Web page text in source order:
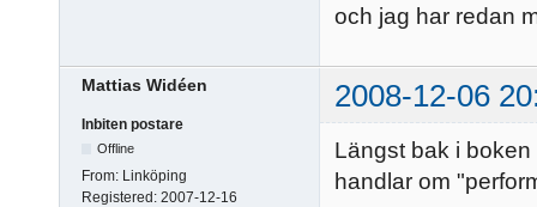
och jag har redan
Mattias Widéen 2008-12-06
Inbiten postare
Offline
From: Linköping
Registered: 2007-12-16
Längst bak i
handlar om